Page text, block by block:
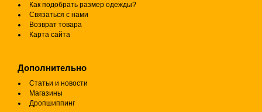
Как подобрать размер одежды?
Связаться с нами
Возврат товара
Карта сайта
Дополнительно
Статьи и новости
Магазины
Дропшиппинг